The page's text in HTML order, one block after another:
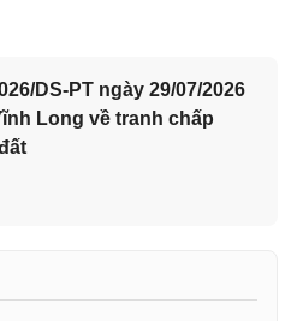
DS-PT ngày 29/07/2026
Long về tranh chấp